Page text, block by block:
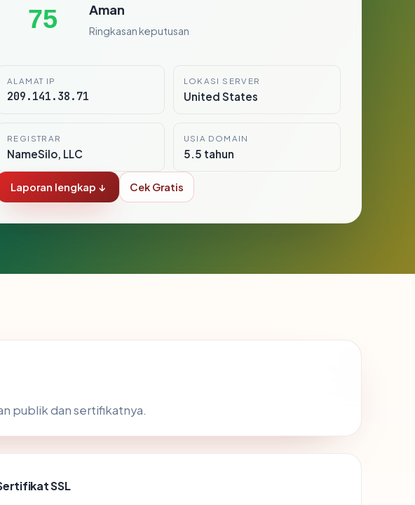
75 Aman
Ringkasan keputusan
ALAMAT IP
209.141.38.71
LOKASI SERVER
United States
REGISTRAR
NameSilo, LLC
USIA DOMAIN
5.5 tahun
Laporan lengkap ↓ Cek Gratis
publik dan sertifikatnya.
SSL